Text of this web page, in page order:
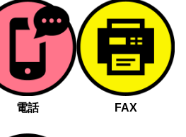
電話 FAX